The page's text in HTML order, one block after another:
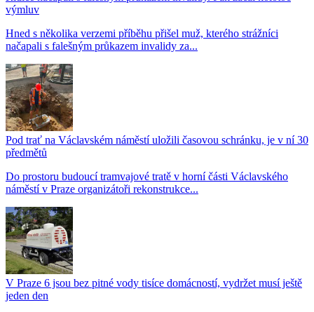
výmluv
Hned s několika verzemi příběhu přišel muž, kterého strážníci
načapali s falešným průkazem invalidy za...
Pod trať na Václavském náměstí uložili časovou schránku, je v ní 30
předmětů
Do prostoru budoucí tramvajové tratě v horní části Václavského
náměstí v Praze organizátoři rekonstrukce...
V Praze 6 jsou bez pitné vody tisíce domácností, vydržet musí ještě
jeden den